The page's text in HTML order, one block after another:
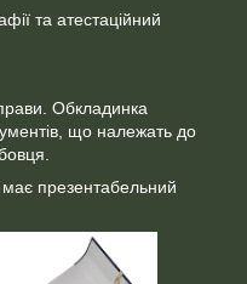
та атестаційний
Обкладинка
що належать до
має презентабельний